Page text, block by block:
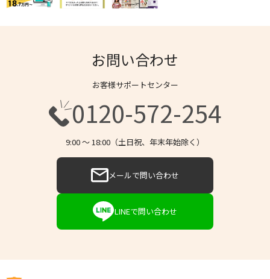
お問い合わせ
お客様サポートセンター
0120-572-254
9:00 〜 18:00（土日祝、年末年始除く）
メールで問い合わせ
LINEで問い合わせ